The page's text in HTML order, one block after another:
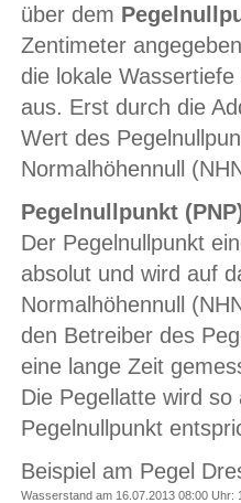
über dem
Zentimeter
die lokale
aus. Erst durch die
Wert des
Normalhöhennull
Pegelnullpunkt
Der Pegelnullpunkt
absolut und wird auf
Normalhöhennull
den Betreiber des
eine lange Zeit
Die Pegellatte wird
Pegelnullpunkt
Beispiel am Pegel
Wasserstand am 16.07.2013 08:00 Uhr: